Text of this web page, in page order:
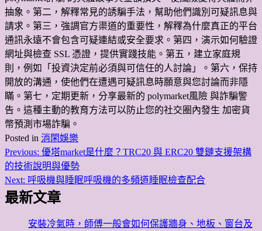
抽象。第二，解釋常見的誘騙手法，幫助他們識別可疑訊息與
請求。第三，強調官方渠道的重要性，解釋為什麼真正的平台
通訊永遠不會包含可疑連結或安全要求。第四，演示如何驗證
網址與檢查 SSL 憑證，提供實踐技能。第五，建立家庭規
則，例如「投資決定前必須與可信任的人討論」。第六，保持
開放的溝通，使他們在遭遇可疑訊息時願意與您討論而非隱
瞞。第七，定期更新，分享最新的 polymarket風險 與詐騙警
告。這種主動的教育方法可以防止您的社交圈內發生 加密貨
幣預測市場詐騙。
Posted in 消閑娛樂
文
章
導
Previous: 優塔market是什麼？TRC20 與 ERC20 雙鏈支援架構
的技術說明與優勢
Next: 呼吸機與睡眠呼吸機的多頻道睡眠檢查配合
最新文章
安裝冷氣時，師傅一般會如何保護牆身、地板、窗台及